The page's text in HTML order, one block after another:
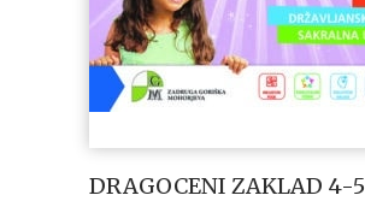
DRAGOCENI ZAKLAD 4-5